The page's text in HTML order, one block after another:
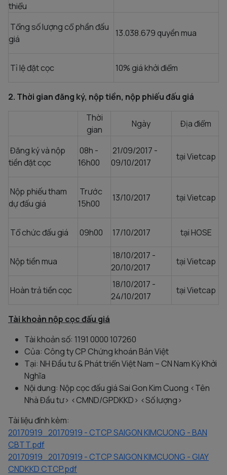
thiểu
Tổng số lượng cổ phần đấu
giá
13.038.679 quyền mua
Tỉ lệ đặt cọc 10% giá khởi điểm
2. Thời gian đăng ký, nộp tiền, nộp phiếu đấu giá
Thời
gian
Ngày Địa điểm
Đăng ký và nộp
tiền đặt cọc
08h -
16h00
21/09/2017 -
09/10/2017
tại Vietcap
Nộp phiếu tham
dự đấu giá
Trước
15h00
13/10/2017 tại Vietcap
Tổ chức đấu giá 09h00 17/10/2017 tại HOSE
Nộp tiền mua
18/10/2017 -
20/10/2017
tại Vietcap
Hoàn trả tiền cọc
18/10/2017 -
24/10/2017
tại Vietcap
Tài khoản nộp cọc đấu giá
Tài khoản số: 1191 0000 107260
Của: Công ty CP Chứng khoán Bản Việt
Tại: NH Đầu tư & Phát triển Việt Nam – CN Nam Kỳ Khởi
Nghĩa
Nội dung: Nộp cọc đấu giá Sai Gon Kim Cuong <Tên
Nhà Đầu tư> <CMND/GPDKKD> <Số lượng>
Tài liệu đính kèm:
20170919_20170919 - CTCP SAIGON KIMCUONG - BAN
CBTT.pdf
20170919_20170919 - CTCP SAIGON KIMCUONG - GIAY
CNDKKD CTCP.pdf